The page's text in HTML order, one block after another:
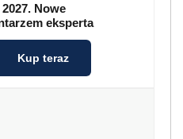
Nowe
eksperta
Kup teraz